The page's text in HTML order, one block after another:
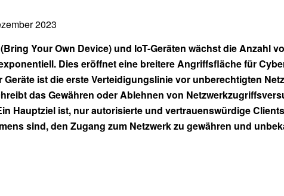
2023
Your Own Device) und IoT-Geräten wächst die Anzahl
Dies eröffnet eine breitere Angriffsfläche für
ist die erste Verteidigungslinie vor unberechtigten
das Gewähren oder Ablehnen von
Hauptziel ist, nur autorisierte und vertrauenswürdige
sind, den Zugang zum Netzwerk zu gewähren und